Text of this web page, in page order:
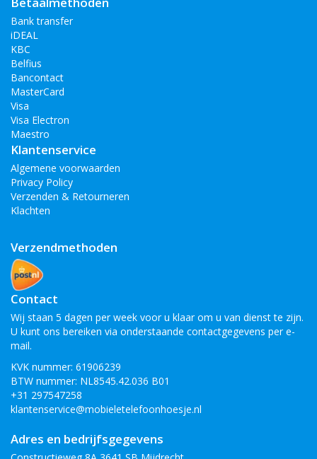
Bank transfer
iDEAL
KBC
Belfius
Bancontact
MasterCard
Visa
Visa Electron
Maestro
Klantenservice
Algemene voorwaarden
Privacy Policy
Verzenden & Retourneren
Klachten
Verzendmethoden
Contact
Wij staan 5 dagen per week voor u klaar om u van dienst te zijn.
U kunt ons bereiken via onderstaande contactgegevens per e-
mail.
KVK nummer: 61906239
BTW nummer: NL8545.42.036 B01
+31 297547258
klantenservice@mobieletelefoonhoesje.nl
Adres en bedrijfsgegevens